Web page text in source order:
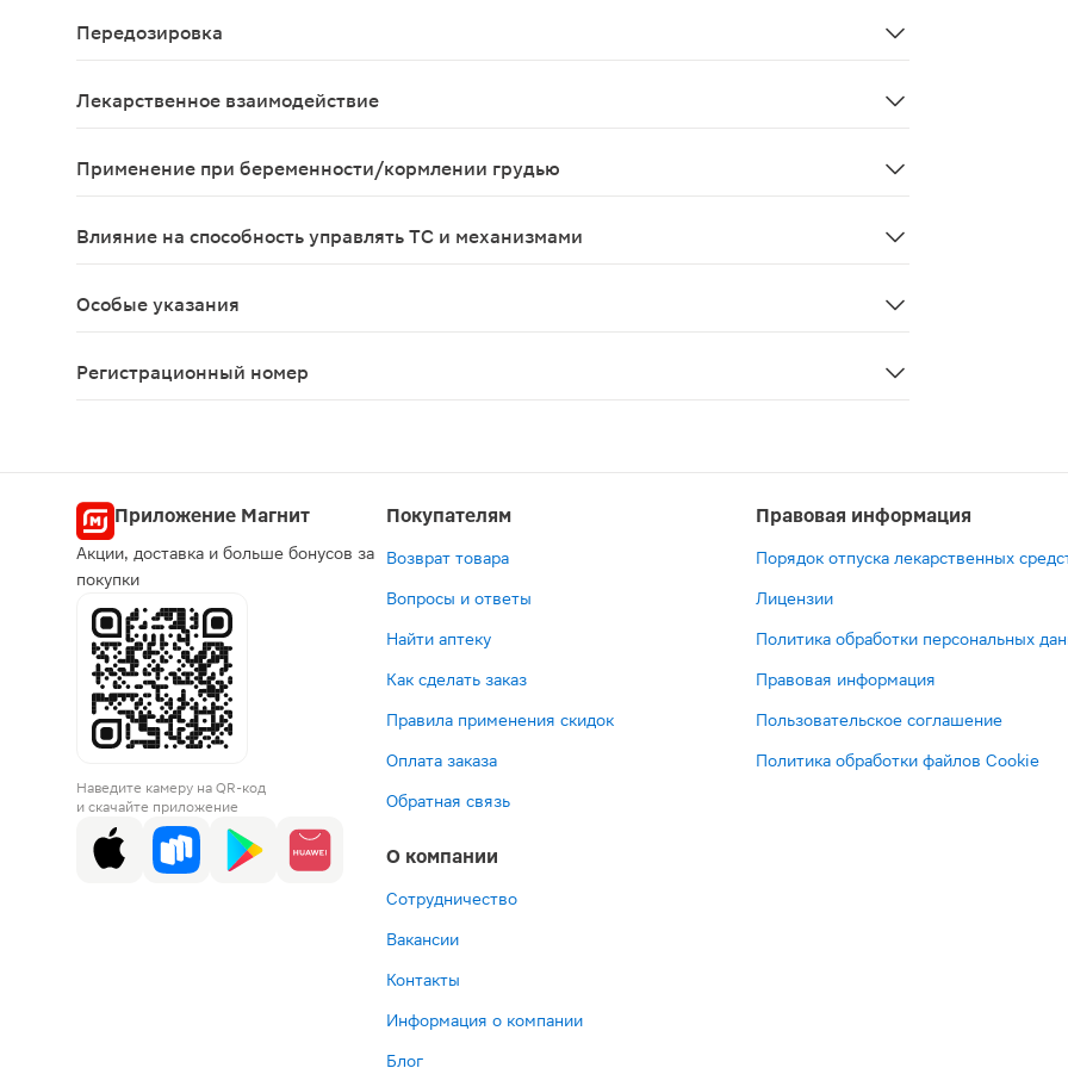
Передозировка
Лекарственное взаимодействие
Применение при беременности/кормлении грудью
Влияние на способность управлять ТС и механизмами
Особые указания
Регистрационный номер
Приложение Магнит
Акции, доставка и больше бонусов за
покупки
Наведите камеру на QR-код
и скачайте приложение
Покупателям
Возврат товара
Вопросы и ответы
Найти аптеку
Как сделать заказ
Правила применения скидок
Оплата заказа
Обратная связь
О компании
Сотрудничество
Вакансии
Контакты
Информация о компании
Блог
Правовая информация
Порядок отпуска лекарственных
Лицензии
Политика обработки персональных
Правовая информация
Пользовательское соглашение
Политика обработки файлов Cookie